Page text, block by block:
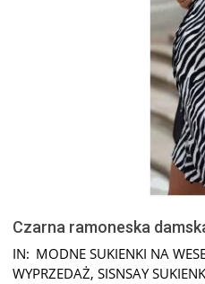
Czarna ramoneska
IN: MODNE SUKIENKI NA
WYPRZEDAŻ, SISNSAY